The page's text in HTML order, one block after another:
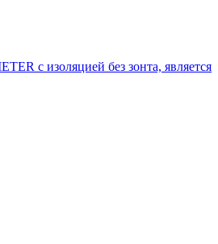
с изоляцией без зонта, является